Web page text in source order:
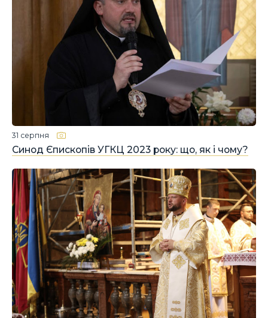
Синод Єпископів УГКЦ 2023 року: що, як і чому?
31 серпня